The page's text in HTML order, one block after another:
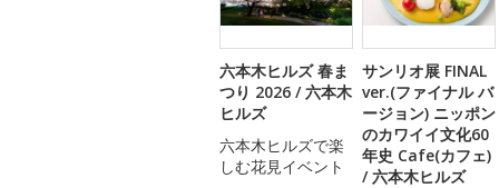
六本木ヒルズ 春ま
つり 2026 / 六本木
ヒルズ
六本木ヒルズで楽
しむ花見イベント
サンリオ展 FINAL
ver.(ファイナル バ
ージョン) ニッポン
のカワイイ文化60
年史 Cafe(カフェ)
/ 六本木ヒルズ